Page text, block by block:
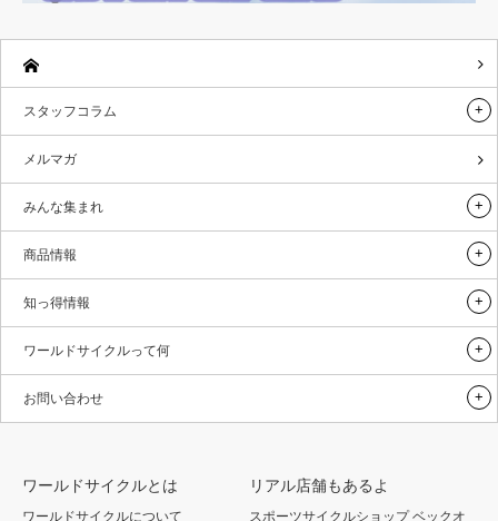
スタッフコラム
メルマガ
みんな集まれ
商品情報
知っ得情報
ワールドサイクルって何
お問い合わせ
ワールドサイクルとは
ワールドサイクルについて
リアル店舗もあるよ
スポーツサイクルショップ ベックオ